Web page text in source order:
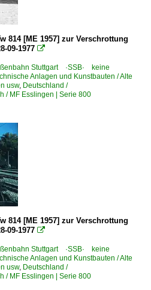
814 [ME 1957] zur Verschrottung
09-1977 
Stuttgart ·SSB· keine
Anlagen und Kunstbauten / Alte
usw, Deutschland /
/ MF Esslingen | Serie 800
814 [ME 1957] zur Verschrottung
09-1977 
Stuttgart ·SSB· keine
Anlagen und Kunstbauten / Alte
usw, Deutschland /
/ MF Esslingen | Serie 800